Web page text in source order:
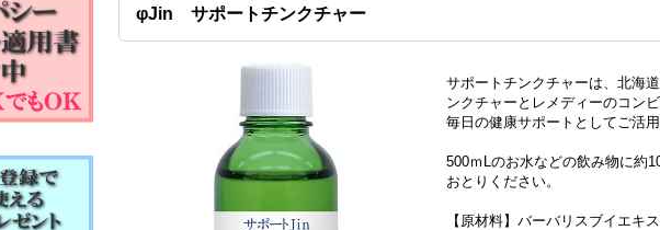
φJin サポートチンクチャー
サポートチンクチャーは、北海
ンクチャーとレメディーのコン
毎日の健康サポートとしてご活
500ｍLのお水などの飲み物に約
おとりください。
【原材料】バーバリスブイエキ